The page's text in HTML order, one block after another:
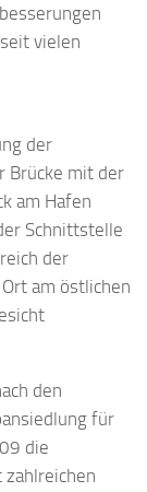
vielen
der
Brücke mit der
am Hafen
Schnittstelle
der
am östlichen
den
für
die